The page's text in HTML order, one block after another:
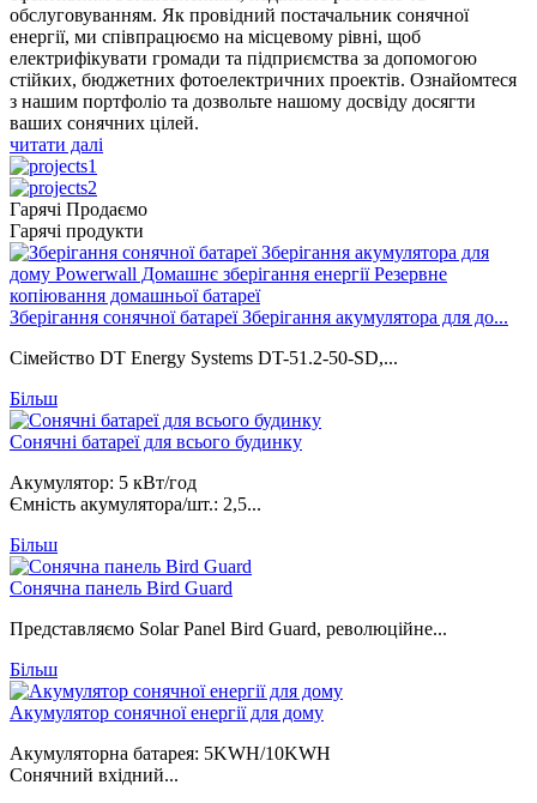
обслуговуванням. Як провідний постачальник сонячної
енергії, ми співпрацюємо на місцевому рівні, щоб
електрифікувати громади та підприємства за допомогою
стійких, бюджетних фотоелектричних проектів. Ознайомтеся
з нашим портфоліо та дозвольте нашому досвіду досягти
ваших сонячних цілей.
читати далі
Гарячі Продаємо
Гарячі продукти
Зберігання сонячної батареї Зберігання акумулятора для до...
Сімейство DT Energy Systems DT-51.2-50-SD,...
Більш
Сонячні батареї для всього будинку
Акумулятор: 5 кВт/год
Ємність акумулятора/шт.: 2,5...
Більш
Сонячна панель Bird Guard
Представляємо Solar Panel Bird Guard, революційне...
Більш
Акумулятор сонячної енергії для дому
Акумуляторна батарея: 5KWH/10KWH
Сонячний вхідний...